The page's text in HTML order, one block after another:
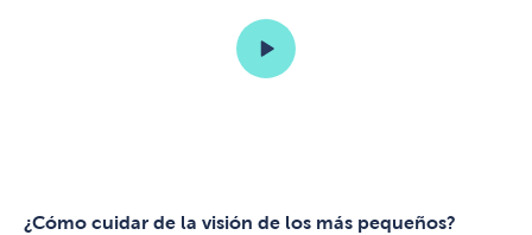
¿Cómo cuidar de la visión de los más pequeños?